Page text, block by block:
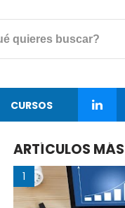
CURSOS
ARTÍCULOS